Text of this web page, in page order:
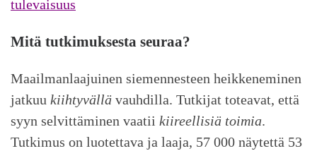
tulevaisuus
Mitä tutkimuksesta seuraa?
Maailmanlaajuinen siemennesteen heikkeneminen
jatkuu kiihtyvällä vauhdilla. Tutkijat toteavat, että
syyn selvittäminen vaatii kiireellisiä toimia.
Tutkimus on luotettava ja laaja, 57 000 näytettä 53